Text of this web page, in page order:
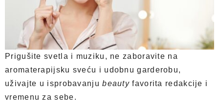
Prigušite svetla i muziku, ne zaboravite na
aromaterapijsku sveću i udobnu garderobu,
uživajte u isprobavanjubeautyfavorita redakcije i
vremenu za sebe.